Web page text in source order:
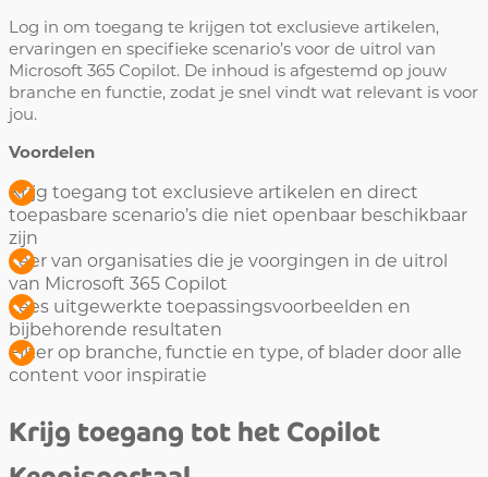
Log in om toegang te krijgen tot exclusieve artikelen,
ervaringen en specifieke scenario’s voor de uitrol van
Microsoft 365 Copilot. De inhoud is afgestemd op jouw
branche en functie, zodat je snel vindt wat relevant is voor
jou.
Voordelen
Krijg toegang tot exclusieve artikelen en direct
toepasbare scenario’s die niet openbaar beschikbaar
zijn
Leer van organisaties die je voorgingen in de uitrol
van Microsoft 365 Copilot
Lees uitgewerkte toepassingsvoorbeelden en
bijbehorende resultaten
Filter op branche, functie en type, of blader door alle
content voor inspiratie
Krijg toegang tot het Copilot